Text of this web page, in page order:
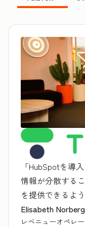
「HubSpotを導
情報が分散する
を提供できるよ
Elisabeth Norberg
レベニューオペレ